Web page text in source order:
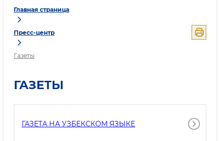
Главная страница
Пресс-центр
Газеты
ГАЗЕТЫ
ГАЗЕТА НА УЗБЕКСКОМ ЯЗЫКЕ